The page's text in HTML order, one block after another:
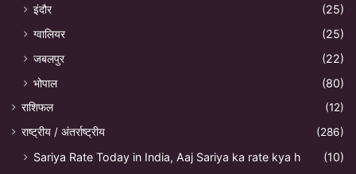
इंदौर
(25)
ग्वालियर
(25)
जबलपुर
(22)
भोपाल
(80)
राशिफल
(12)
राष्ट्रीय / अंतर्राष्ट्रीय
(286)
Sariya Rate Today in India, Aaj Sariya ka rate kya h (10)